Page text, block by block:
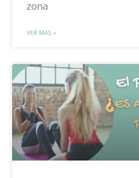
zona
VER MÁS »